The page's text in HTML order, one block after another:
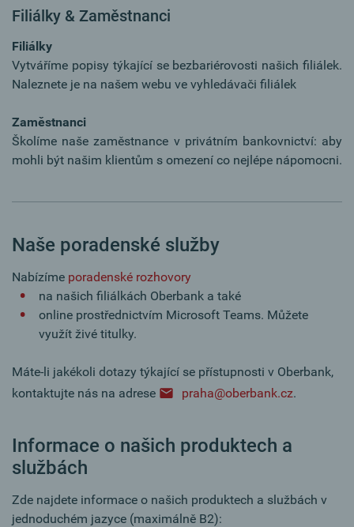
Filiálky & Zaměstnanci
Filiálky
Vytváříme popisy týkající se bezbariérovosti našich filiálek.
Naleznete je na našem webu ve vyhledávači filiálek
Zaměstnanci
Školíme naše zaměstnance v privátním bankovnictví: aby
mohli být našim klientům s omezení co nejlépe nápomocni.
Naše poradenské služby
Nabízíme poradenské rozhovory
na našich filiálkách Oberbank a také
online prostřednictvím Microsoft Teams. Můžete
využít živé titulky.
Máte-li jakékoli dotazy týkající se přístupnosti v Oberbank,
kontaktujte nás na adrese
praha@oberbank.cz.
Informace o našich produktech a
službách
Zde najdete informace o našich produktech a službách v
jednoduchém jazyce (maximálně B2):